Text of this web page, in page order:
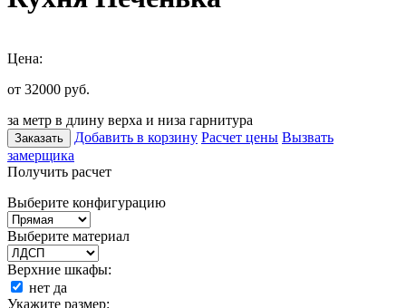
Цена:
от 32000 руб.
за метр в длину верха и низа гарнитура
Заказать Добавить в корзину Расчет цены Вызвать
замерщика
Получить расчет
Выберите конфигурацию
Выберите материал
Верхние шкафы:
нет да
Укажите размер: